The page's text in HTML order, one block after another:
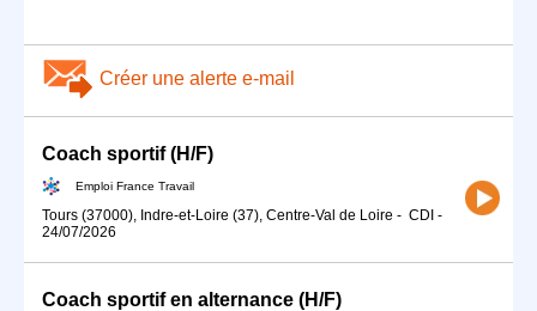
Créer une alerte e-mail
Coach sportif (H/F)
Emploi France Travail
Tours (37000), Indre-et-Loire (37), Centre-Val de Loire - CDI -
24/07/2026
Coach sportif en alternance (H/F)